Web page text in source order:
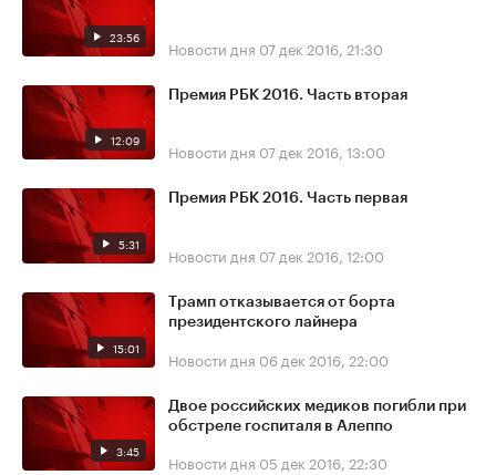
23:56 Новости дня 07 дек 2016, 21:30
12:09
Премия РБК 2016. Часть вторая
Новости дня 07 дек 2016, 13:00
5:31
Премия РБК 2016. Часть первая
Новости дня 07 дек 2016, 12:00
15:01
Трамп отказывается от борта
президентского лайнера
Новости дня 06 дек 2016, 22:00
3:45
Двое российских медиков погибли при
обстреле госпиталя в Алеппо
Новости дня 05 дек 2016, 22:30